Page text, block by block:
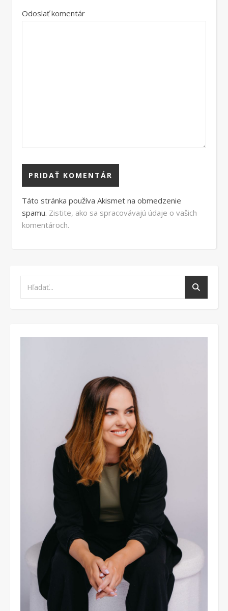
Odoslať komentár
Táto stránka používa Akismet na obmedzenie
spamu. Zistite, ako sa spracovávajú údaje o vašich
komentároch.